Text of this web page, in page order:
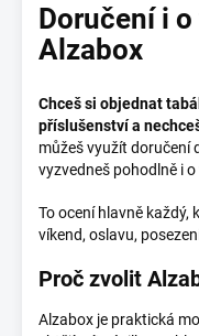
Doručení i
Alzabox
Chceš si objednat
příslušenství a
můžeš využít doručení
vyzvedneš pohodlně i
To ocení hlavně každý,
víkend, oslavu,
Proč zvolit
Alzabox je praktická